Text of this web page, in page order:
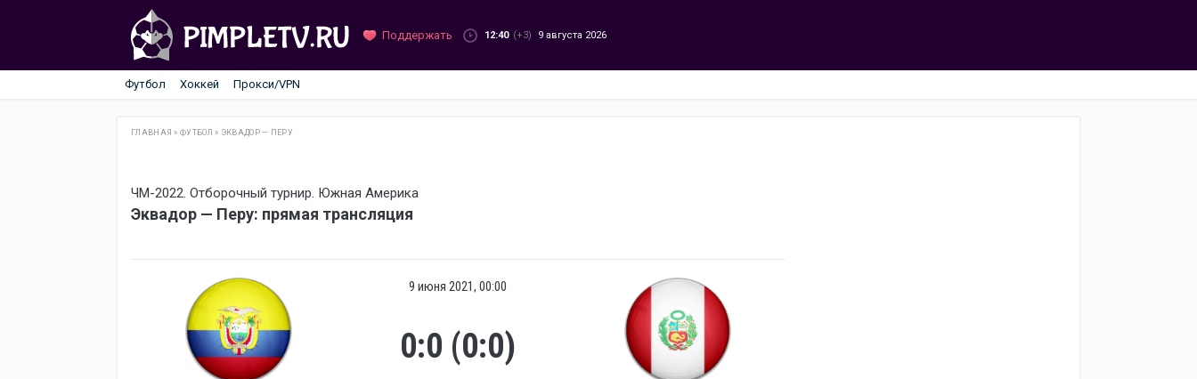
Поддержать 12:40 (+3) 9 августа 2026
Футбол Хоккей Прокси/VPN
ГЛАВНАЯ »ФУТБОЛ » ЭКВАДОР — ПЕРУ
ЧМ-2022. Отборочный турнир. Южная Америка
Эквадор — Перу: прямая трансляция
9 июня 2021, 00:00
0:0 (0:0)